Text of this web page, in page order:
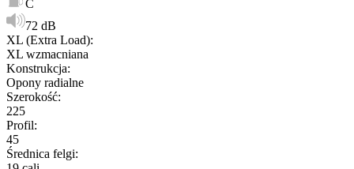
C
72 dB
XL (Extra Load):
XL wzmacniana
Konstrukcja:
Opony radialne
Szerokość:
225
Profil:
45
Średnica felgi: